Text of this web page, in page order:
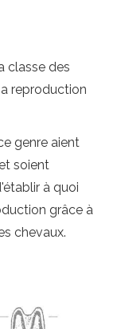
classe des
reproduction
genre aient
soient
à quoi
grâce à
chevaux.